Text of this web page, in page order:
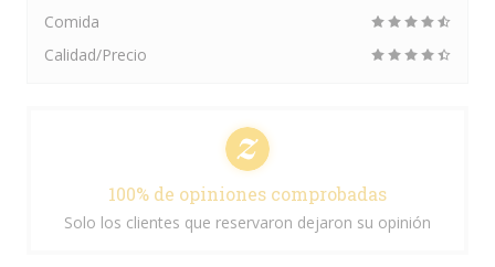
Comida
Calidad/Precio
100% de opiniones comprobadas
Solo los clientes que reservaron dejaron su opinión